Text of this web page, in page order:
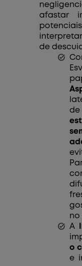
afastar
de
de
no
A
o
e